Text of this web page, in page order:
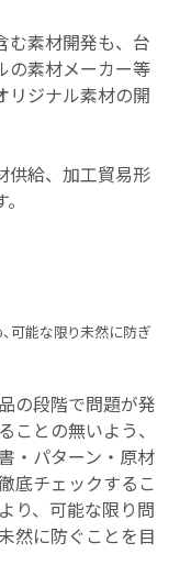
む素材開発も、台
の素材メーカー等
リジナル素材の開
供給、加工貿易形
可能な限り未然に防ぎ
の段階で問題が発
ことの無いよう、
・パターン・原材
底チェックするこ
り、可能な限り問
然に防ぐことを目